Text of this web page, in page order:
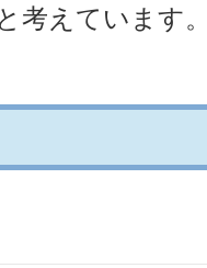
考えています